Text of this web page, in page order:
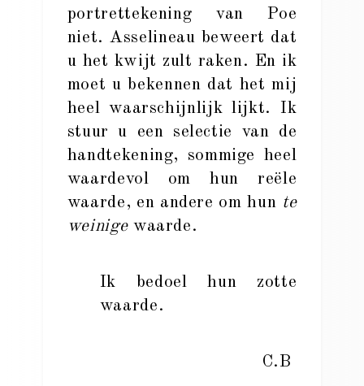
portrettekening van Poe
niet. Asselineau beweert dat
u het kwijt zult raken. En ik
moet u bekennen dat het mij
heel waarschijnlijk lijkt. Ik
stuur u een selectie van de
handtekening, sommige heel
waardevol om hun reële
waarde, en andere om hun te
weinigewaarde.
Ik bedoel hun zotte
waarde.
C.B